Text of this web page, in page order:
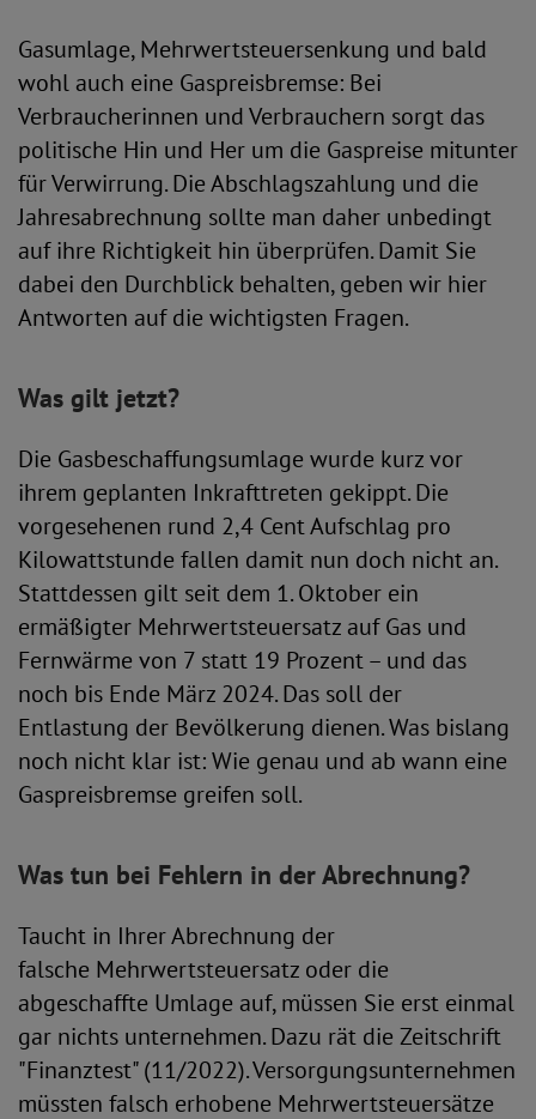
Gasumlage, Mehrwertsteuersenkung und bald
wohl auch eine Gaspreisbremse: Bei
Verbraucherinnen und Verbrauchern sorgt das
politische Hin und Her um die Gaspreise mitunter
für Verwirrung. Die Abschlagszahlung und die
Jahresabrechnung sollte man daher unbedingt
auf ihre Richtigkeit hin überprüfen. Damit Sie
dabei den Durchblick behalten, geben wir hier
Antworten auf die wichtigsten Fragen.
Was gilt jetzt?
Die Gasbeschaffungsumlage wurde kurz vor
ihrem geplanten Inkrafttreten gekippt. Die
vorgesehenen rund 2,4 Cent Aufschlag pro
Kilowattstunde fallen damit nun doch nicht an.
Stattdessen gilt seit dem 1. Oktober ein
ermäßigter Mehrwertsteuersatz auf Gas und
Fernwärme von 7 statt 19 Prozent – und das
noch bis Ende März 2024. Das soll der
Entlastung der Bevölkerung dienen. Was bislang
noch nicht klar ist: Wie genau und ab wann eine
Gaspreisbremse greifen soll.
Was tun bei Fehlern in der Abrechnung?
Taucht in Ihrer Abrechnung der
falsche Mehrwertsteuersatz oder die
abgeschaffte Umlage auf, müssen Sie erst einmal
gar nichts unternehmen. Dazu rät die Zeitschrift
"Finanztest" (11/2022). Versorgungsunternehmen
müssten falsch erhobene Mehrwertsteuersätze